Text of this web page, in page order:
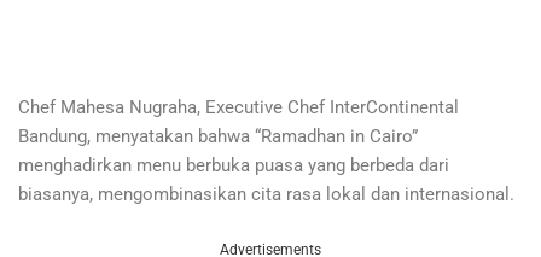
Chef Mahesa Nugraha, Executive Chef InterContinental
Bandung, menyatakan bahwa “Ramadhan in Cairo”
menghadirkan menu berbuka puasa yang berbeda dari
biasanya, mengombinasikan cita rasa lokal dan internasional.
Advertisements